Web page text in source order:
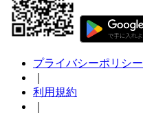
プライバシーポリシー
利用規約